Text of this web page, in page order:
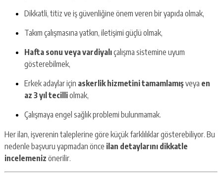
Dikkatli, titiz ve iş güvenliğine önem veren bir yapıda olmak,
Takım çalışmasına yatkın, iletişimi güçlü olmak,
Hafta sonu veya vardiyalıçalışma sistemine uyum
gösterebilmek,
Erkek adaylar için askerlik hizmetini tamamlamışveya en
az 3 yıl tecilliolmak,
Çalışmaya engel sağlık problemi bulunmamak.
Her ilan, işverenin taleplerine göre küçük farklılıklar gösterebiliyor. Bu
nedenle başvuru yapmadan önce ilan detaylarını dikkatle
incelemeniz önerilir.